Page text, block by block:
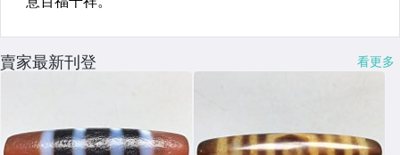
賣家最新刊登 看更多